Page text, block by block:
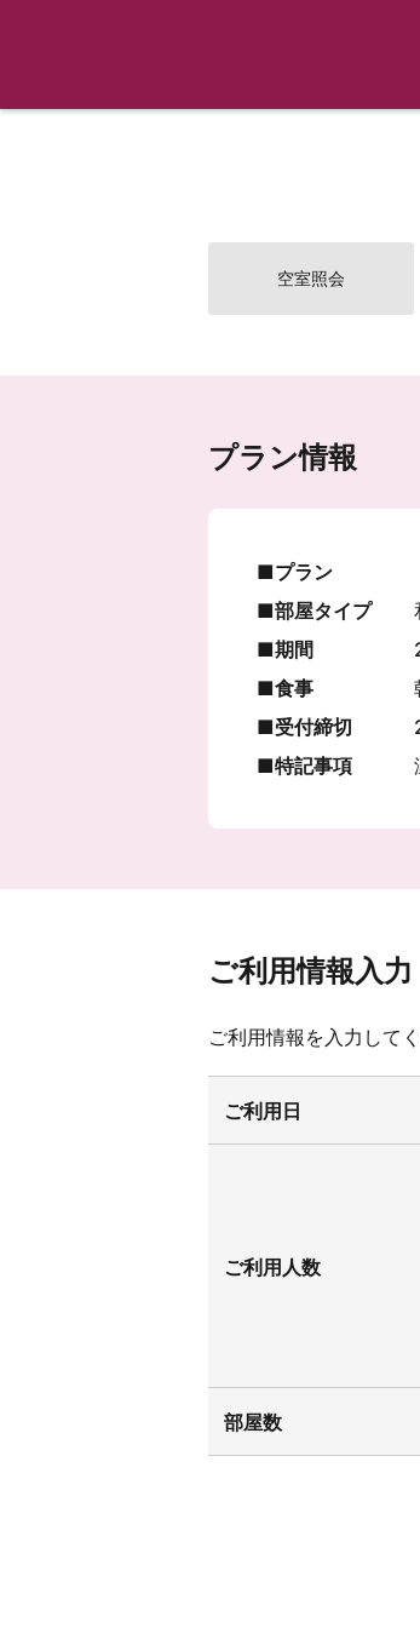
空室照会
プラン情報
プラン
部屋タイプ
期間
食事
受付締切
特記事項
ご利用情報入力
ご利用情報を入力してく
ご利用日
ご利用人数
部屋数